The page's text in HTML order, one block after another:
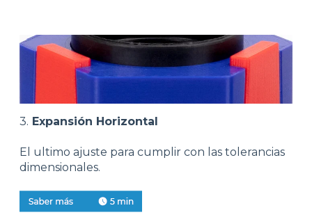
3. Expansión Horizontal
El ultimo ajuste para cumplir con las tolerancias
dimensionales.